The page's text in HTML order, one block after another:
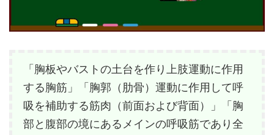
「胸板やバストの土台を作り上肢運動に作用
する胸筋」「胸郭（肋骨）運動に作用して呼
吸を補助する筋肉（前面および背面）」「胸
部と腹部の境にあるメインの呼吸筋であり全